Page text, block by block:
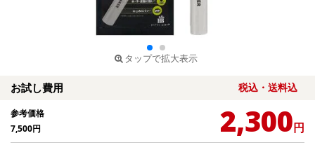
タップで拡大表示
お試し費用 税込・送料込
参考価格
7,500円 2,300円